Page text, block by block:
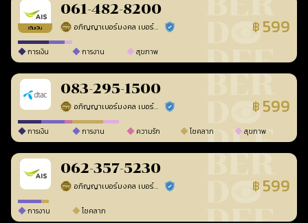
เติมเงิน
061-482-8200
อภิญญาเบอร์มงคล เบอร์สวยเลขศาสตร์ ร้านยืนยันแล้ว ฿ 599
การเงิน การงาน สุขภาพ
083-295-1500
อภิญญาเบอร์มงคล เบอร์สวยเลขศาสตร์ ร้านยืนยันแล้ว ฿ 599
การเงิน การงาน ความรัก โชคลาภ สุขภาพ
062-357-5230
อภิญญาเบอร์มงคล เบอร์สวยเลขศาสตร์ ร้านยืนยันแล้ว ฿ 599
การงาน โชคลาภ